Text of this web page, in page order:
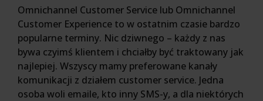
Omnichannel Customer Service lub Omnichannel
Customer Experience to w ostatnim czasie bardzo
popularne terminy. Nic dziwnego – każdy z nas
bywa czyimś klientem i chciałby być traktowany jak
najlepiej. Wszyscy mamy preferowane kanały
komunikacji z działem customer service. Jedna
osoba woli emaile, kto inny SMS-y, a dla niektórych